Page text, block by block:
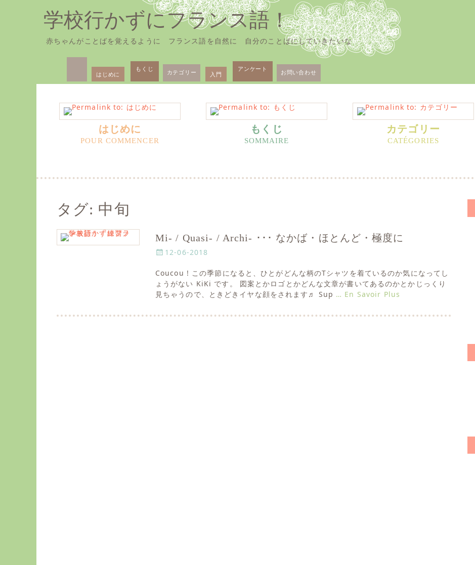
学校行かずにフランス語！
赤ちゃんがことばを覚えるように フランス語を自然に 自分のことばにしていきたいな
Primary
Menu
Skip
content
はじめに
もくじ カテゴリー 入門
アンケート お問い合わせ
はじめに もくじ カテゴリー
タグ: 中旬
Mi- / Quasi- / Archi- ･･･ なかば・ほとんど・極度に
P
s
t
e
o
12-06-2018
Coucou ! この季節になると、ひとがどんな柄のTシャツを着ているのか気になってし
ょうがない KiKi です。 図案とかロゴとかどんな文章が書いてあるのかとかじっくり
見ちゃうので、ときどきイヤな顔をされます♬ Sup … En Savoir Plus